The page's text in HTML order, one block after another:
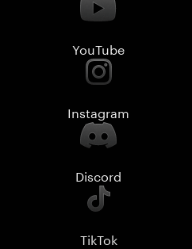
YouTube
Instagram
Discord
TikTok